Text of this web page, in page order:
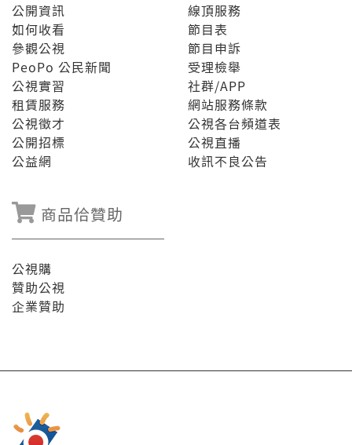
公開資訊
如何收看
參觀公視
PeoPo 公民新聞
公視實習
租賃服務
公視徵才
公開招標
公益網
線頂服務
節目表
節目申訴
受理檢舉
社群/APP
網站服務條款
公視各台頻道表
公視直播
收訊不良公告
商品佮贊助
公視購
贊助公視
企業贊助